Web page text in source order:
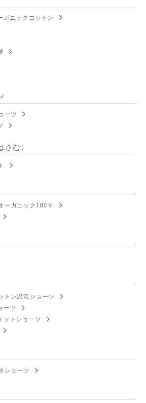
ガニックコットン
ーツ
さむ）
ーガニック100％
トン温活ショーツ
ーツ
ットショーツ
ショーツ